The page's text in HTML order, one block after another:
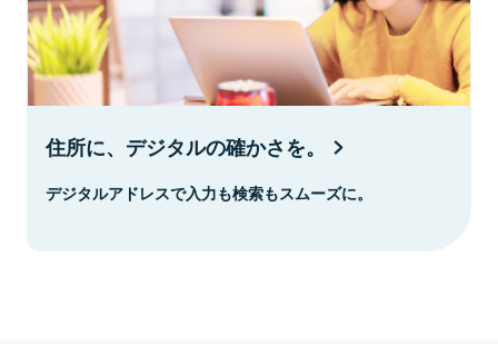
住所に、デジタルの確かさを。
デジタルアドレスで入力も検索もスムーズに。